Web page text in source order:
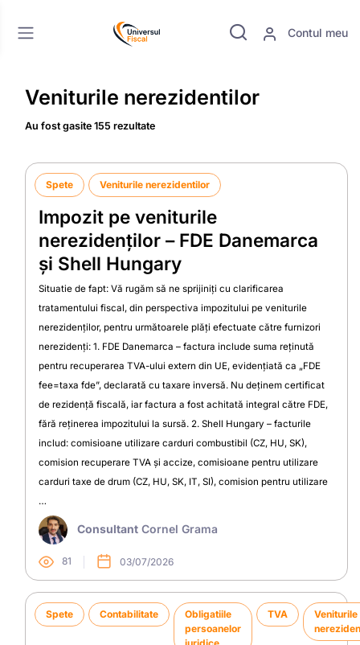
Contul meu
Veniturile nerezidentilor
Au fost gasite 155 rezultate
Spete Veniturile nerezidentilor
Impozit pe veniturile
nerezidenților – FDE Danemarca
și Shell Hungary
Situatie de fapt: Vă rugăm să ne sprijiniți cu clarificarea
tratamentului fiscal, din perspectiva impozitului pe veniturile
nerezidenților, pentru următoarele plăți efectuate către furnizori
nerezidenți: 1. FDE Danemarca – factura include suma reținută
pentru recuperarea TVA-ului extern din UE, evidențiată ca „FDE
fee=taxa fde”, declarată cu taxare inversă. Nu deținem certificat
de rezidență fiscală, iar factura a fost achitată integral către FDE,
fără reținerea impozitului la sursă. 2. Shell Hungary – facturile
includ: comisioane utilizare carduri combustibil (CZ, HU, SK),
comision recuperare TVA și accize, comisioane pentru utilizare
carduri taxe de drum (CZ, HU, SK, IT, SI), comision pentru utilizare
…
Consultant Cornel Grama
81 03/07/2026
Spete Contabilitate
Obligatiile
persoanelor
TVA
Veniturile